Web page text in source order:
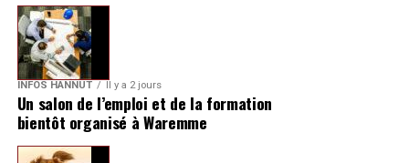
INFOS HANNUT Il y a 2 jours
Un salon de l’emploi et de la formation
bientôt organisé à Waremme